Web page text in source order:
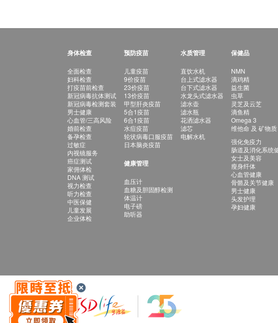
身体检查
全面检查
妇科检查
打疫苗前检查
新冠病毒抗体测试
新冠病毒检测套装
男士健康
心血管/三高风险
婚前检查
备孕检查
过敏症
内视镜服务
癌症测试
家佣体检
DNA 测试
视力检查
听力检查
中医保健
儿童发展
企业体检
预防疫苗
儿童疫苗
9价疫苗
23价疫苗
13价疫苗
甲型肝炎疫苗
5合1疫苗
6合1疫苗
水痘疫苗
轮状病毒口服疫苗
日本脑炎疫苗
健康管理
血压计
血糖及胆固醇检测
体温计
电子磅
助听器
水质管理
直饮水机
台上式滤水器
台下式滤水器
水龙头式滤水器
滤水壶
滤水瓶
花洒滤水器
滤芯
电解水机
保健品
NMN
滴鸡精
益生菌
虫草
灵芝及云芝
滴鱼精
Omega 3
维他命 及 矿物质
强化免疫力
肠道及消化系统
女士及美容
瘦身纤体
心血管健康
骨骼及关节健康
男士健康
头发护理
孕妇健康